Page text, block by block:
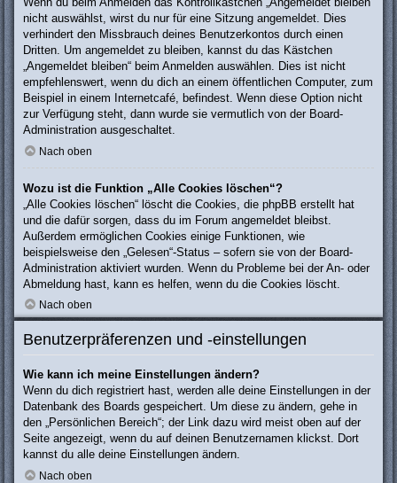
nicht auswählst, wirst du nur für eine Sitzung angemeldet. Dies
verhindert den Missbrauch deines Benutzerkontos durch einen
Dritten. Um angemeldet zu bleiben, kannst du das Kästchen
„Angemeldet bleiben“ beim Anmelden auswählen. Dies ist nicht
empfehlenswert, wenn du dich an einem öffentlichen Computer, zum
Beispiel in einem Internetcafé, befindest. Wenn diese Option nicht
zur Verfügung steht, dann wurde sie vermutlich von der Board-
Administration ausgeschaltet.
Nach oben
Wozu ist die Funktion „Alle Cookies löschen“?
„Alle Cookies löschen“ löscht die Cookies, die phpBB erstellt hat
und die dafür sorgen, dass du im Forum angemeldet bleibst.
Außerdem ermöglichen Cookies einige Funktionen, wie
beispielsweise den „Gelesen“-Status – sofern sie von der Board-
Administration aktiviert wurden. Wenn du Probleme bei der An- oder
Abmeldung hast, kann es helfen, wenn du die Cookies löscht.
Nach oben
Benutzerpräferenzen und -einstellungen
Wie kann ich meine Einstellungen ändern?
Wenn du dich registriert hast, werden alle deine Einstellungen in der
Datenbank des Boards gespeichert. Um diese zu ändern, gehe in
den „Persönlichen Bereich“; der Link dazu wird meist oben auf der
Seite angezeigt, wenn du auf deinen Benutzernamen klickst. Dort
kannst du alle deine Einstellungen ändern.
Nach oben